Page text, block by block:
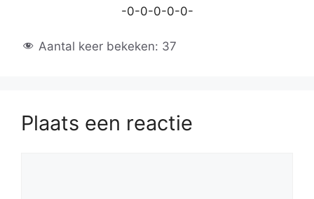
-0-0-0-0-0-
Aantal keer bekeken: 37
Plaats een reactie